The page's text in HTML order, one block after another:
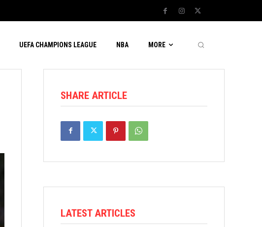
UEFA CHAMPIONS LEAGUE NBA MORE
SHARE ARTICLE
LATEST ARTICLES